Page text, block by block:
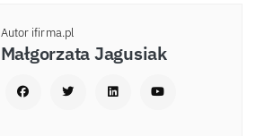
Autor ifirma.pl
Małgorzata Jagusiak